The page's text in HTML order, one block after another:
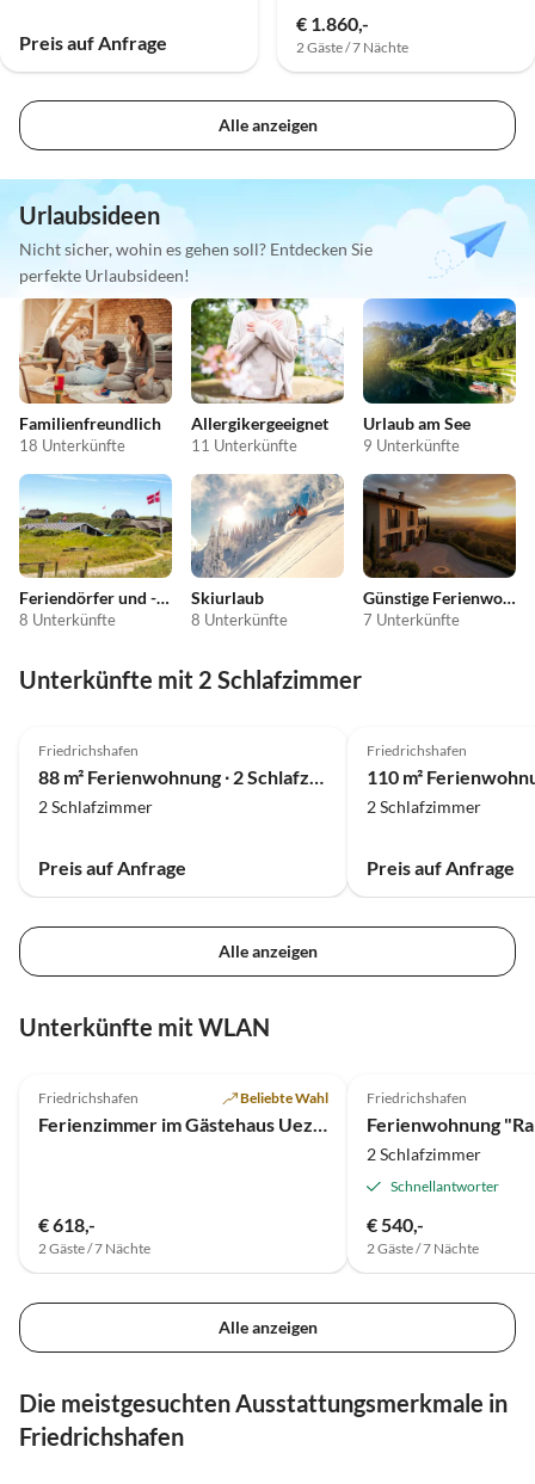
Preis auf Anfrage
€ 1.860,-
2 Gäste / 7 Nächte
Alle anzeigen
Urlaubsideen
Nicht sicher, wohin es gehen soll? Entdecken Sie
perfekte Urlaubsideen!
Familienfreundlich
18 Unterkünfte
Allergikergeeignet
11 Unterkünfte
Urlaub am See
9 Unterkünfte
Feriendörfer und -anlagen
8 Unterkünfte
Skiurlaub
8 Unterkünfte
Günstige Ferienwohnungen
7 Unterkünfte
Unterkünfte mit 2 Schlafzimmer
Friedrichshafen
2 Schlafzimmer
Preis auf Anfrage
Friedrichshafen
2 Schlafzimmer
Preis auf Anfrage
Alle anzeigen
Unterkünfte mit WLAN
Friedrichshafen Beliebte Wahl
Ferienzimmer im Gästehaus Uezel
€ 618,-
2 Gäste / 7 Nächte
Friedrichshafen
2 Schlafzimmer
Schnellantworter
€ 540,-
2 Gäste / 7 Nächte
Alle anzeigen
Die meistgesuchten Ausstattungsmerkmale in
Friedrichshafen